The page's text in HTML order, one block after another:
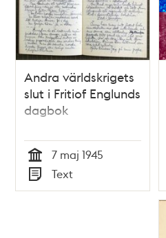
Andra världskrigets
slut i Fritiof Englunds
dagbok
Tid
7 maj 1945
Typ
Text